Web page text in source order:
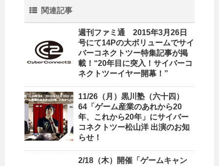
関連記事
週刊ファミ通 2015年3月26日
号にて14Pの大ボリュームでサイ
バーコネクトツー特集記事が掲
載！“20年目に突入！サイバーコ
ネクトツーイヤー開幕！”
11/26（月）黒川塾（六十四）
64「ゲーム産業のあれから20
年、これから20年」にサイバー
コネクトツー松山洋 出演のお知
らせ！
2/18（木）開催「ゲームキャン